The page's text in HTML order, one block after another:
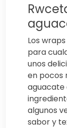
Los
para
unos
en pocos
aguacate
algunos
sabor y